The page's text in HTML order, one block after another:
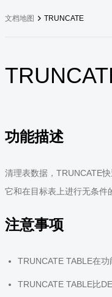
文档地图 TRUNCATE
功能描述
清理表数据，TRUNCATE
它和在目标表上进行无条件
注意事项
TRUNCATE TABLE在
TRUNCATE TABLE比